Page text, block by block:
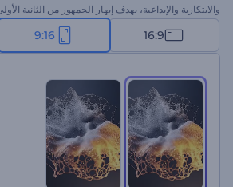
والابتكارية والإبداعية، بهدف إبهار الجمهور من الثانية
علامتك التجارية بانفجار متألق لامع!
16:9
9:16